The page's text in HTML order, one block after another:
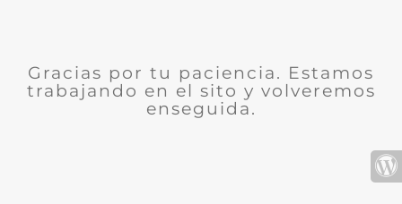
Gracias por tu paciencia. Estamos
trabajando en el sito y volveremos
enseguida.